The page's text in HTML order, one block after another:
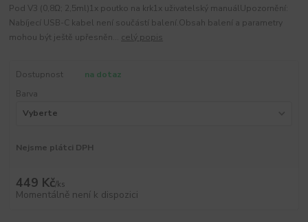
Pod V3 (0,8Ω; 2,5ml)1x poutko na krk1x uživatelský manuálUpozornění:
Nabíjecí USB-C kabel není součástí balení.Obsah balení a parametry
mohou být ještě upřesněn... celý popis
Dostupnost
na dotaz
Barva
Nejsme plátci DPH
449 Kč/ks
Momentálně není k dispozici